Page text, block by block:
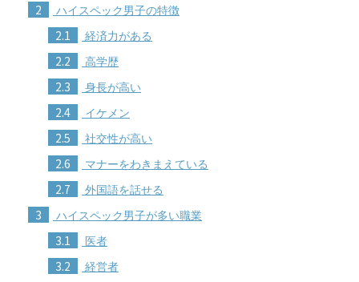
2 ハイスペック男子の特徴
2.1 経済力がある
2.2 高学歴
2.3 身長が高い
2.4 イケメン
2.5 社交性が高い
2.6 マナーをわきまえている
2.7 外国語を話せる
3 ハイスペック男子が多い職業
3.1 医者
3.2 経営者